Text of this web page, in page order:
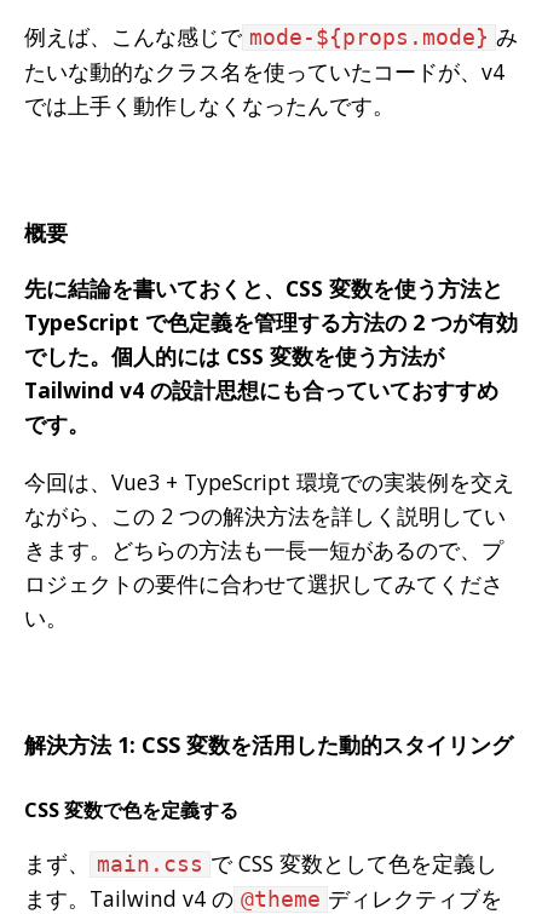
例えば、こんな感じで mode-${props.mode} み
たいな動的なクラス名を使っていたコードが、v4
では上手く動作しなくなったんです。
概要
先に結論を書いておくと、CSS 変数を使う方法と
TypeScript で色定義を管理する方法の 2 つが有効
でした。個人的には CSS 変数を使う方法が
Tailwind v4 の設計思想にも合っていておすすめ
です。
今回は、Vue3 + TypeScript 環境での実装例を交え
ながら、この 2 つの解決方法を詳しく説明してい
きます。どちらの方法も一長一短があるので、プ
ロジェクトの要件に合わせて選択してみてくださ
い。
解決方法 1: CSS 変数を活用した動的スタイリング
CSS 変数で色を定義する
まず、 main.css で CSS 変数として色を定義し
ます。Tailwind v4 の @theme ディレクティブを